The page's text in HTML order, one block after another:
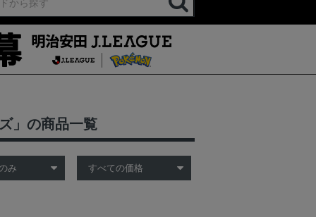
」の商品一覧